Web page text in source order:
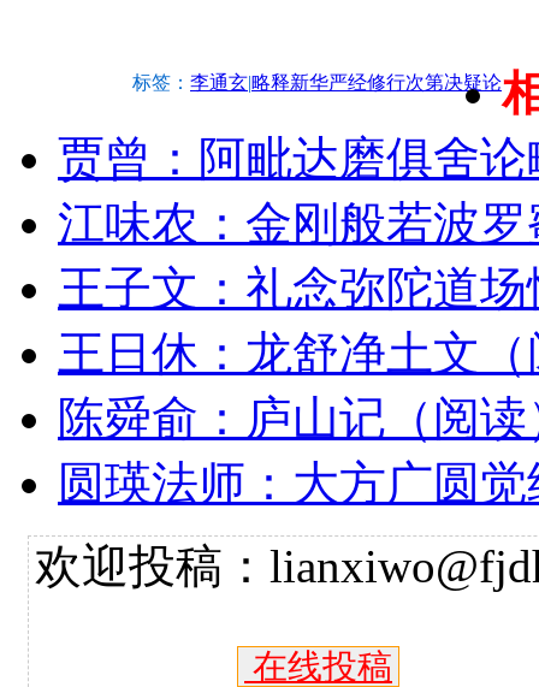
标签： 李通玄|略释新华严经修行次第决疑论
贾曾：阿毗达磨俱舍
江味农：金刚般若波
王子文：礼念弥陀道
王日休：龙舒净土文
陈舜俞：庐山记（阅读
圆瑛法师：大方广圆
欢迎投稿：
在线投稿